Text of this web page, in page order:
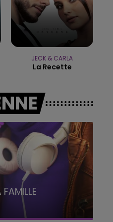
JECK & CARLA
La Recette
FAMILLE